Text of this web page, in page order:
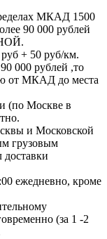
МКАД 1500
90 000 рублей
+ 50 руб/км.
000 рублей ,то
от МКАД до места
(по Москве в
и Московской
грузовым
доставки
ежедневно, кроме
(за 1 -2